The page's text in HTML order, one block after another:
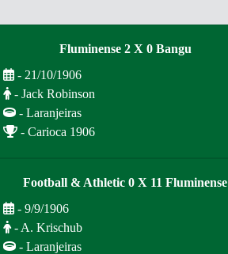
Fluminense 2 X 0 Bangu
- 21/10/1906
- Jack Robinson
- Laranjeiras
- Carioca 1906
Football & Athletic 0 X 11 Fluminense
- 9/9/1906
- A. Krischub
- Laranjeiras